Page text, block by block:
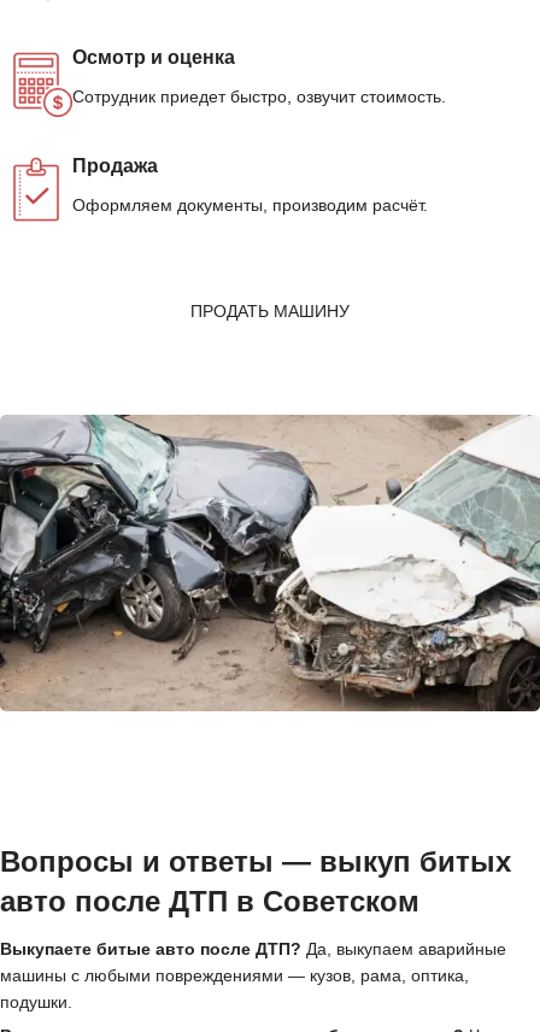
Осмотр и оценка
Сотрудник приедет быстро, озвучит стоимость.
Продажа
Оформляем документы, производим расчёт.
ПРОДАТЬ МАШИНУ
Вопросы и ответы — выкуп битых
авто после ДТП в Советском
Выкупаете битые авто после ДТП? Да, выкупаем аварийные
машины с любыми повреждениями — кузов, рама, оптика,
подушки.